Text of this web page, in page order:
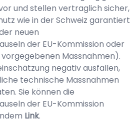
und stellen vertraglich sicher,
wie in der Schweiz garantiert
neuen
der EU-Kommission oder
Massnahmen).
negativ ausfallen,
technische Massnahmen
Sie können die
der EU-Kommission
Link.